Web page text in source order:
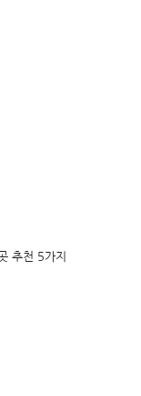
추천 5가지